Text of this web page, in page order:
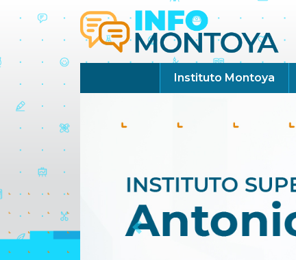
Instituto Montoya
Previous